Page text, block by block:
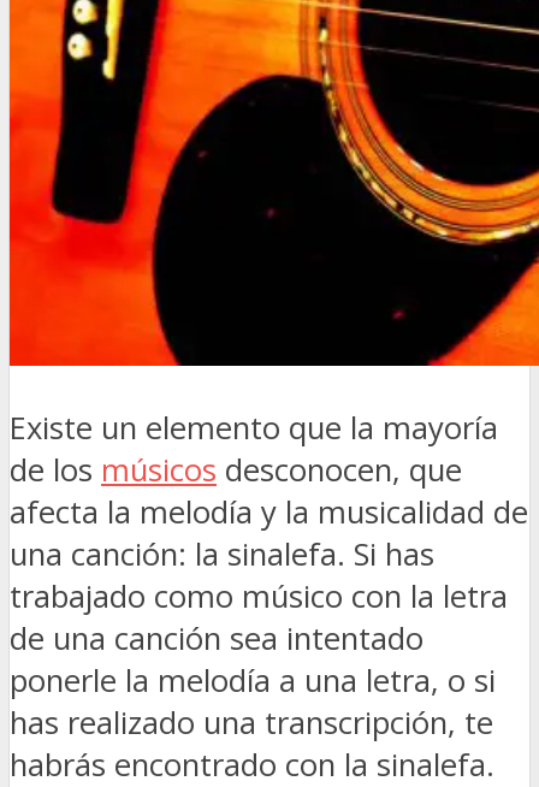
Existe un elemento que la mayoría
de los músicos desconocen, que
afecta la melodía y la musicalidad de
una canción: la sinalefa. Si has
trabajado como músico con la letra
de una canción sea intentado
ponerle la melodía a una letra, o si
has realizado una transcripción, te
habrás encontrado con la sinalefa.